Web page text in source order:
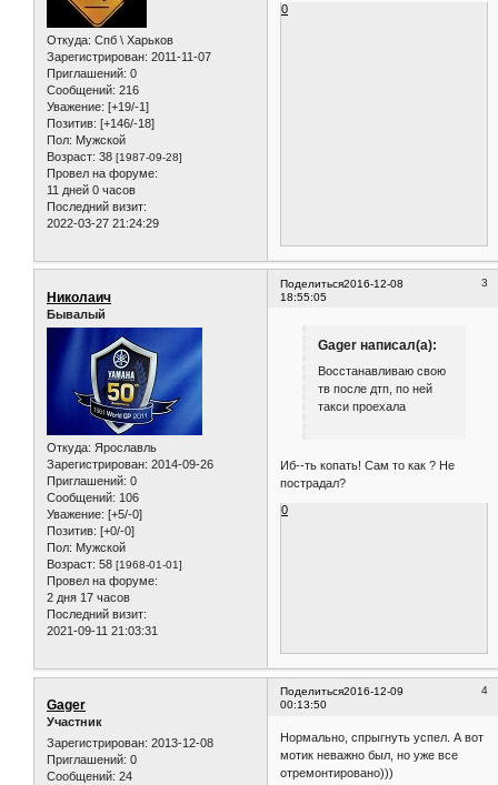
Откуда: Спб \ Харьков
Зарегистрирован: 2011-11-07
Приглашений: 0
Сообщений: 216
Уважение: [+19/-1]
Позитив: [+146/-18]
Пол: Мужской
Возраст: 38 [1987-09-28]
Провел на форуме:
11 дней 0 часов
Последний визит:
2022-03-27 21:24:29
0
Поделиться 3
2016-12-08
18:55:05
Николаич
Бывалый
Откуда: Ярославль
Зарегистрирован: 2014-09-26
Приглашений: 0
Сообщений: 106
Уважение: [+5/-0]
Позитив: [+0/-0]
Пол: Мужской
Возраст: 58 [1968-01-01]
Провел на форуме:
2 дня 17 часов
Последний визит:
2021-09-11 21:03:31
Gager написал(а):
Восстанавливаю свою
тв после дтп, по ней
такси проехала
Иб--ть копать! Сам то как ? Не
пострадал?
0
Поделиться 4
2016-12-09
00:13:50
Gager
Участник
Зарегистрирован: 2013-12-08
Приглашений: 0
Сообщений: 24
Нормально, спрыгнуть успел. А вот
мотик неважно был, но уже все
отремонтировано)))